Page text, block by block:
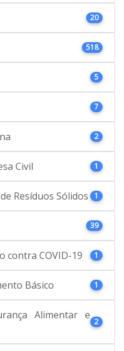
20
518
5
7
2
Civil 1
Resíduos Sólidos 1
39
contra COVID-19 1
Básico 1
Alimentar e
2